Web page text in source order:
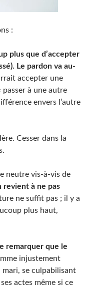
:
plus que d’accepter
Le pardon va au-
accepter une
passer à une autre
envers l’autre
Cesser dans la
neutre vis-à-vis de
revient à ne pas
ne suffit pas ; il y a
plus haut,
remarquer que le
injustement
mari, se culpabilisant
actes même si ce